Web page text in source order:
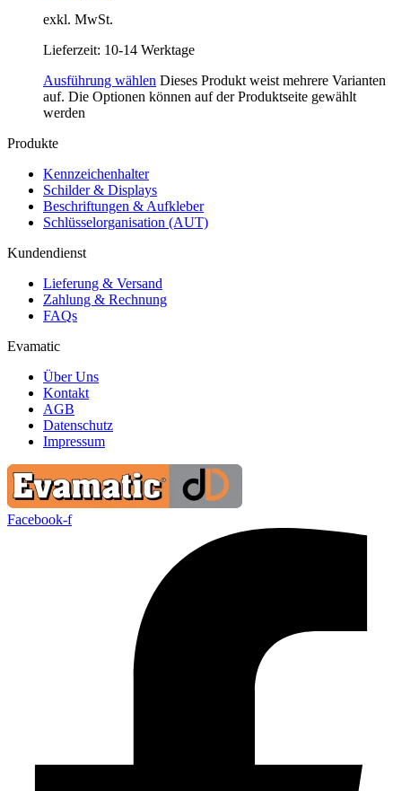
exkl. MwSt.
Lieferzeit: 10-14 Werktage
Ausführung wählen Dieses Produkt weist mehrere Varianten
auf. Die Optionen können auf der Produktseite gewählt
werden
Produkte
Kennzeichenhalter
Schilder & Displays
Beschriftungen & Aufkleber
Schlüsselorganisation (AUT)
Kundendienst
Lieferung & Versand
Zahlung & Rechnung
FAQs
Evamatic
Über Uns
Kontakt
AGB
Datenschutz
Impressum
Facebook-f